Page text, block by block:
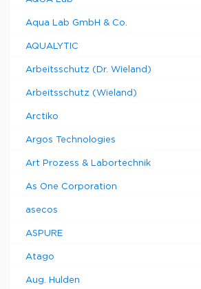
Aqua Lab GmbH & Co.
AQUALYTIC
Arbeitsschutz (Dr. Wieland)
Arbeitsschutz (Wieland)
Arctiko
Argos Technologies
Art Prozess & Labortechnik
As One Corporation
asecos
ASPURE
Atago
Aug. Hulden